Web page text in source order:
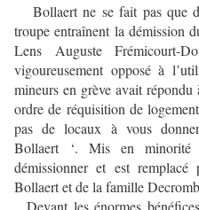
Bollaert ne se fait pas que
troupe entraînent la démission
Lens Auguste Frémicourt-
vigoureusement opposé à
mineurs en grève avait
ordre de réquisition de
pas de locaux à vous
Bollaert ‘. Mis en
démissionner et est
Bollaert et de la famille
Devant les énormes